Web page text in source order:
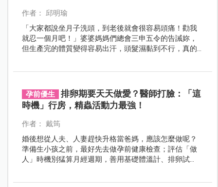
作者： 邱明瑜
「大家都說坐月子洗頭，到老後就會很容易頭痛！勸我
就忍一個月吧！」婆婆媽媽們總會三申五令的告誡妳，
但生產完的體質變得容易出汗，頭髮濕黏到不行，真的
孕前優生
排卵期要天天做愛？醫師打臉：「這
時機」行房，精蟲活動力最強！
作者： 戴筠
婚後想從人夫、人妻趕快升格當爸媽，應該怎麼做呢？
準備生小孩之前，最好先去做孕前健康檢查；評估「做
人」時機別猛算月經週期，善用基礎體溫計、排卵試